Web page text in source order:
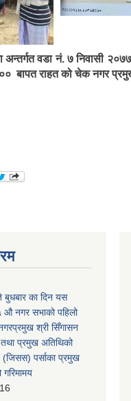
वडा नं. ७ निवासी
बापत राहत को चेक नगर प्रमुख
का दिन यस
औ नगर सभाको पहिलो
श्री सिँगासन
तथा प्रमुख अतिथिको
(जिसस) पर्साका प्रमुख